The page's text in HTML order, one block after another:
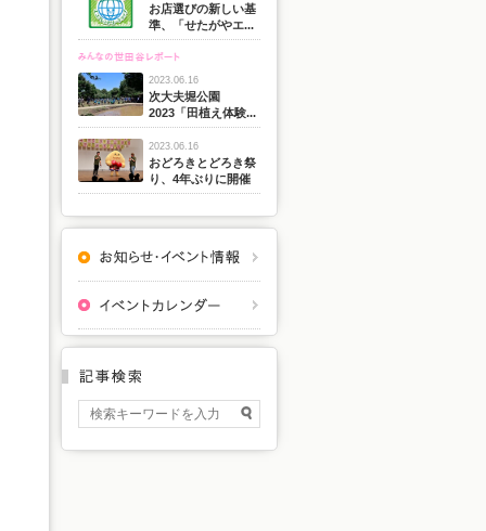
お店選びの新しい基
準、「せたがやエ...
2023.06.16
次大夫堀公園
2023「田植え体験...
2023.06.16
おどろきとどろき祭
り、4年ぶりに開催